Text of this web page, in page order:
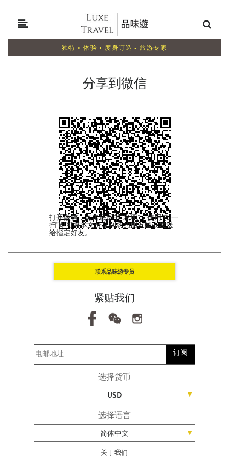
独特 • 体验 • 度身订造 - 旅游专家
分享到微信
打开微信，点击底部的“发现”，使用“扫一
扫”即可将本文分享到您的朋友圈或发送
给指定好友。
联系品味游专员
紧贴我们
订阅
选择货币
USD
选择语言
简体中文
关于我们